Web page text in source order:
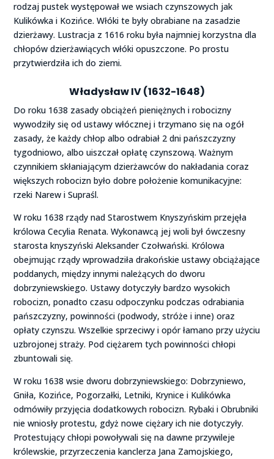
rodzaj pustek występował we wsiach czynszowych jak
Kulikówka i Kozińce. Włóki te były obrabiane na zasadzie
dzierżawy. Lustracja z 1616 roku była najmniej korzystna dla
chłopów dzierżawiących włóki opuszczone. Po prostu
przytwierdziła ich do ziemi.
Władysław IV(1632-1648)
Do roku 1638 zasady obciążeń pieniężnych i robocizny
wywodziły się od ustawy włócznej i trzymano się na ogół
zasady, że każdy chłop albo odrabiał 2 dni pańszczyzny
tygodniowo, albo uiszczał opłatę czynszową. Ważnym
czynnikiem skłaniającym dzierżawców do nakładania coraz
większych robocizn było dobre położenie komunikacyjne:
rzeki Narew i Supraśl.
W roku 1638 rządy nad Starostwem Knyszyńskim przejęła
królowa Cecylia Renata. Wykonawcą jej woli był ówczesny
starosta knyszyński Aleksander Czołwański. Królowa
obejmując rządy wprowadziła drakońskie ustawy obciążające
poddanych, między innymi należących do dworu
dobrzyniewskiego. Ustawy dotyczyły bardzo wysokich
robocizn, ponadto czasu odpoczynku podczas odrabiania
pańszczyzny, powinności (podwody, stróże i inne) oraz
opłaty czynszu. Wszelkie sprzeciwy i opór łamano przy użyciu
uzbrojonej straży. Pod ciężarem tych powinności chłopi
zbuntowali się.
W roku 1638 wsie dworu dobrzyniewskiego: Dobrzyniewo,
Gniła, Kozińce, Pogorzałki, Letniki, Krynice i Kulikówka
odmówiły przyjęcia dodatkowych robocizn. Rybaki i Obrubniki
nie wniosły protestu, gdyż nowe ciężary ich nie dotyczyły.
Protestujący chłopi powoływali się na dawne przywileje
królewskie, przyrzeczenia kanclerza Jana Zamojskiego,